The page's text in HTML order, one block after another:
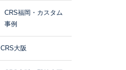
CRS福岡・カスタム
事例
CRS大阪